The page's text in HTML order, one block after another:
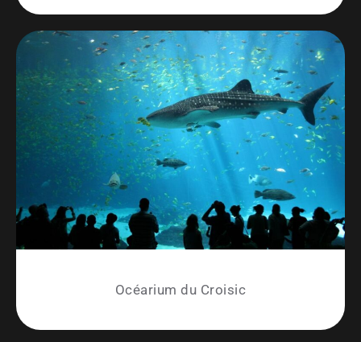
Océarium du Croisic